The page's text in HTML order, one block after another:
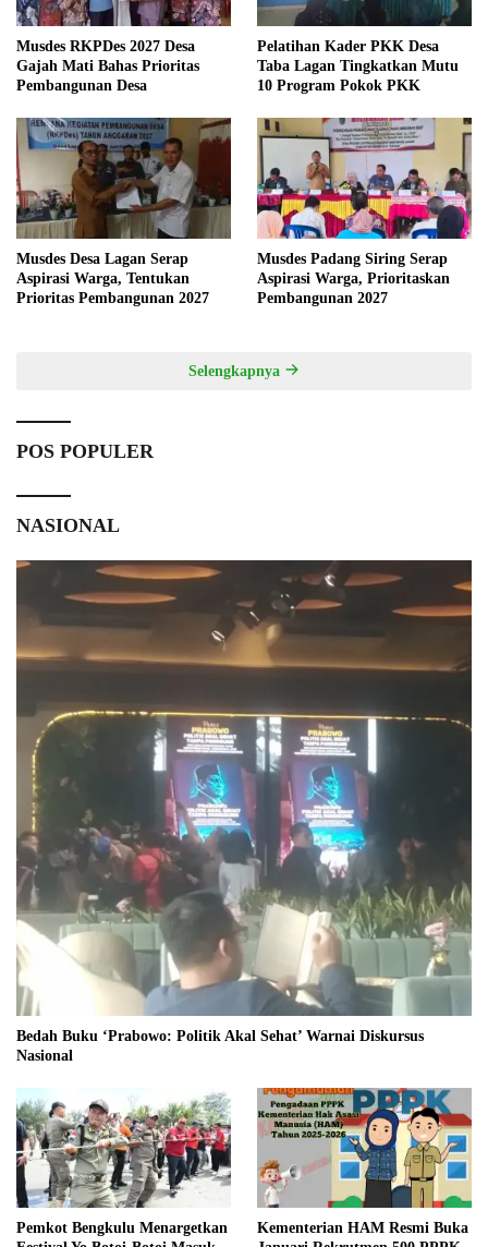
Musdes RKPDes 2027 Desa
Gajah Mati Bahas Prioritas
Pembangunan Desa
Pelatihan Kader PKK Desa
Taba Lagan Tingkatkan Mutu
10 Program Pokok PKK
Musdes Desa Lagan Serap
Aspirasi Warga, Tentukan
Prioritas Pembangunan 2027
Musdes Padang Siring Serap
Aspirasi Warga, Prioritaskan
Pembangunan 2027
Selengkapnya
POS POPULER
NASIONAL
Bedah Buku ‘Prabowo: Politik Akal Sehat’ Warnai Diskursus
Nasional
Pemkot Bengkulu Menargetkan
Kementerian HAM Resmi Buka